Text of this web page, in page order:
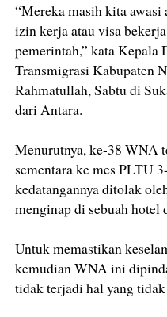
“Mereka masih kita
izin kerja atau visa
pemerintah,” kata Kepala
Transmigrasi Kabupaten
Rahmatullah, Sabtu di
dari Antara.
Menurutnya, ke-38 WNA
sementara ke mes PLTU
kedatangannya ditolak
menginap di sebuah hotel
Untuk memastikan
kemudian WNA ini
tidak terjadi hal yang